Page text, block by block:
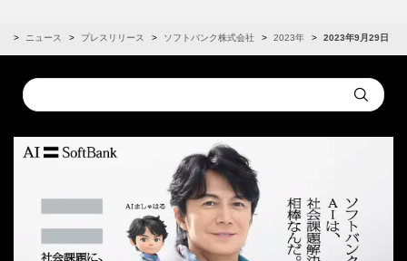
ニュース プレスリリース ソフトバンク株式会社 2023年 2023年9月29日
Conduct
a
Submit